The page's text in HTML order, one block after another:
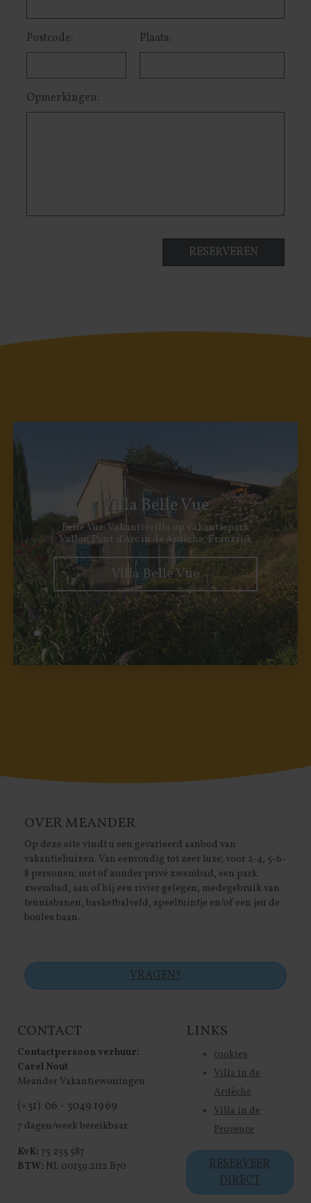
Postcode: Plaats:
Opmerkingen:
Villa Belle Vue
Belle Vue: Vakantievilla op vakantiepark
Vallon Pont d'Arc in de Ardèche, Frankrijk
Villa Belle Vue
CONTACT
Contactpersoon verhuur:
Carel Nout
Meander Vakantiewoningen
(+31) 06 - 3049 1969
7 dagen/week bereikbaar
KvK: 75 235 587
BTW: NL 00139.2112 B70
OVER MEANDER
Op deze site vindt u een gevarieerd aanbod van
vakantiehuizen. Van eenvoudig tot zeer luxe; voor 2-4, 5-6-
8 personen; met of zonder privé zwembad, een park
zwembad, aan of bij een rivier gelegen, medegebruik van
tennisbanen, basketbalveld, speeltuintje en/of een jeu de
boules baan.
VRAGEN?
LINKS
cookies
Villa in de
Ardèche
Villa in de
Provence
RESERVEER
DIRECT